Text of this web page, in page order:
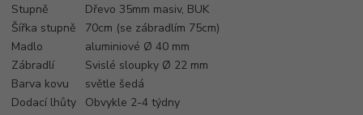
Stupně
Dřevo 35mm masiv, BUK
Šířka stupně
70cm (se zábradlím 75cm)
Madlo
aluminiové Ø 40 mm
Zábradlí
Svislé sloupky Ø 22 mm
Barva kovu
světle šedá
Dodací lhůty
Obvykle 2-4 týdny